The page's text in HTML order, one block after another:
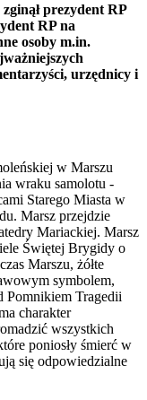
prezydent RP
RP na
osoby m.in.
urzędnicy i
w Marszu
wraku samolotu -
Starego Miasta w
Marsz przejdzie
Mariackiej. Marsz
Świętej Brygidy o
Marszu, żółte
symbolem,
Pomnikiem Tragedii
charakter
wszystkich
poniosły śmierć w
się odpowiedzialne